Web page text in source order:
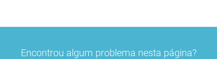
Encontrou algum problema nesta página?